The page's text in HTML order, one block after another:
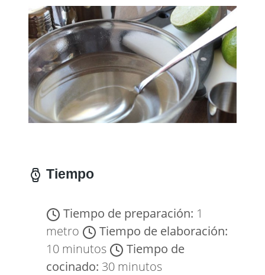
Tiempo
Tiempo de preparación: 1
metro
Tiempo de elaboración:
10 minutos
Tiempo de
cocinado: 30 minutos